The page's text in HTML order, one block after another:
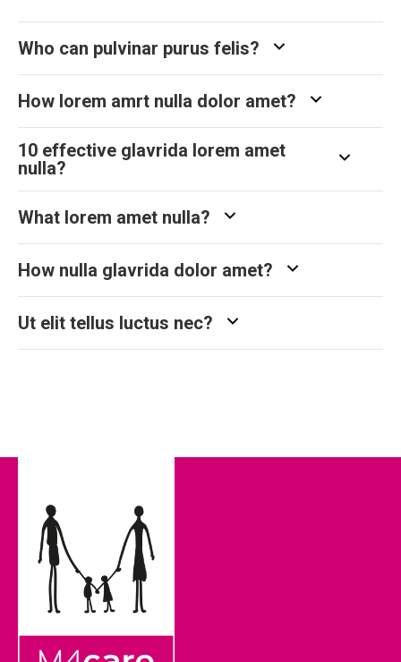
Who can pulvinar purus felis?
How lorem amrt nulla dolor amet?
10 effective glavrida lorem amet
nulla?
What lorem amet nulla?
How nulla glavrida dolor amet?
Ut elit tellus luctus nec?